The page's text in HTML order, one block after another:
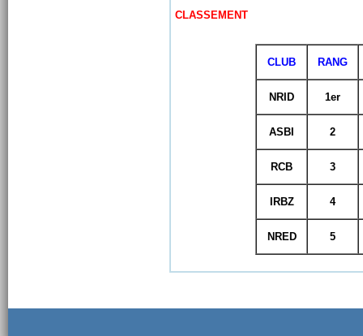
CLASSEMENT
RANG
CLUB
1er
NRID
2
ASBI
3
RCB
4
IRBZ
5
NRED